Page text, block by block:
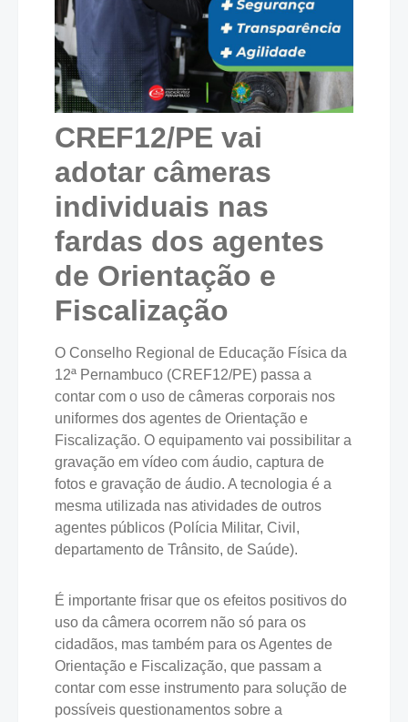
CREF12/PE vai
adotar câmeras
individuais nas
fardas dos agentes
de Orientação e
Fiscalização
O Conselho Regional de Educação Física da
12ª Pernambuco (CREF12/PE) passa a
contar com o uso de câmeras corporais nos
uniformes dos agentes de Orientação e
Fiscalização. O equipamento vai possibilitar a
gravação em vídeo com áudio, captura de
fotos e gravação de áudio. A tecnologia é a
mesma utilizada nas atividades de outros
agentes públicos (Polícia Militar, Civil,
departamento de Trânsito, de Saúde).
É importante frisar que os efeitos positivos do
uso da câmera ocorrem não só para os
cidadãos, mas também para os Agentes de
Orientação e Fiscalização, que passam a
contar com esse instrumento para solução de
possíveis questionamentos sobre a